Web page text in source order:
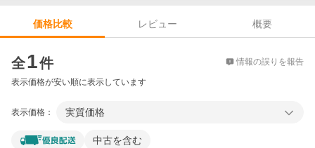
価格比較 レビュー
概要
全1件 情報の誤りを報告
表示価格が安い順に表示しています
表示価格： 実質価格
中古を含む